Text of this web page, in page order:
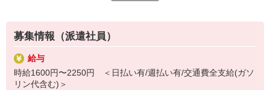
・シーツ交換
・病室の清掃
・医療器具の消毒
・患者さんの介助
など
募集情報（派遣社員）
給与
時給1600円〜2250円 ＜日払い有/週払い有/交通費全支給(ガソ
リン代含む)＞